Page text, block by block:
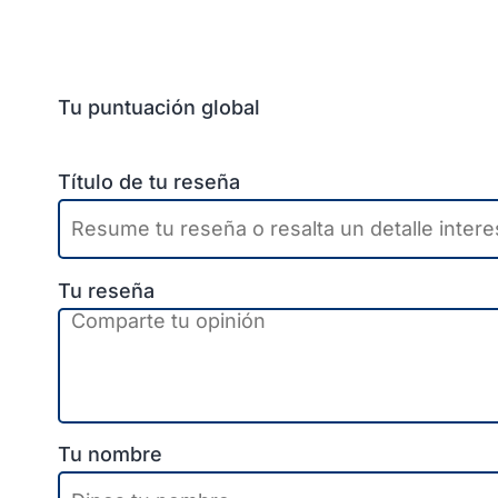
Tu puntuación global
Título de tu reseña
Tu reseña
Tu nombre